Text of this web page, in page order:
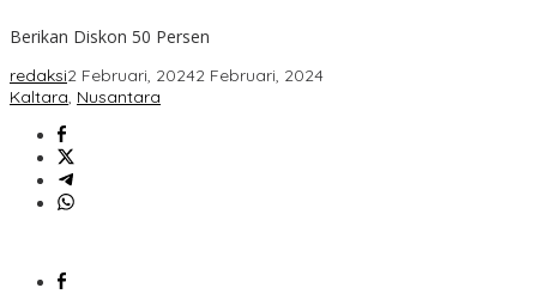
Berikan Diskon 50 Persen
redaksi2 Februari, 20242 Februari, 2024
Kaltara, Nusantara